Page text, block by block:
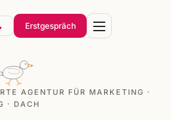
Erstgespräch
AGENTUR FÜR MARKETING ·
· DACH